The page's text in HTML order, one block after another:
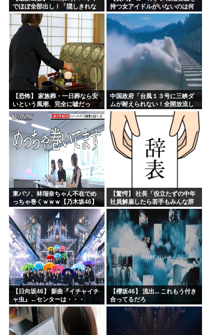
でほぼ全部出し！「隠しきれな
い美貌」とSNSざわつく
持つ女アイドルがいないのは何
故なのか？
【恐怖】 家族葬・一日葬なら安
いという風潮、完全に嘘だっ
た・・・・
中国政府「台風１３号に三峡ダ
ムが耐えられない！全開放流し
ろ！」⇒ 下流域の街が壊滅状態
ｗｗｗｗｗ
東パソ、林瑠奈ちゃん不在でめ
っちゃ巻くｗｗｗ【乃木坂46】
【驚愕】 社長「役立たずの中年
社員解雇したら若手もみんな辞
めてしまった…」
【日向坂46】 新曲『イチャイチ
ャ虫』←センターは・・・
【18thシングル】
【櫻坂46】 流出... これもう付き
合ってるだろ